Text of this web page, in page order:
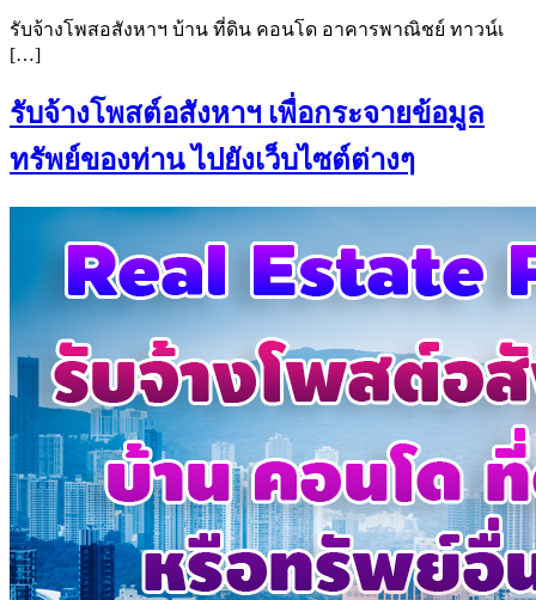
รับจ้างโพสอสังหาฯ บ้าน ที่ดิน คอนโด อาคารพาณิชย์ ทาวน์เ
[…]
รับจ้างโพสต์อสังหาฯ เพื่อกระจายข้อมูล
ทรัพย์ของท่าน ไปยังเว็บไซต์ต่างๆ